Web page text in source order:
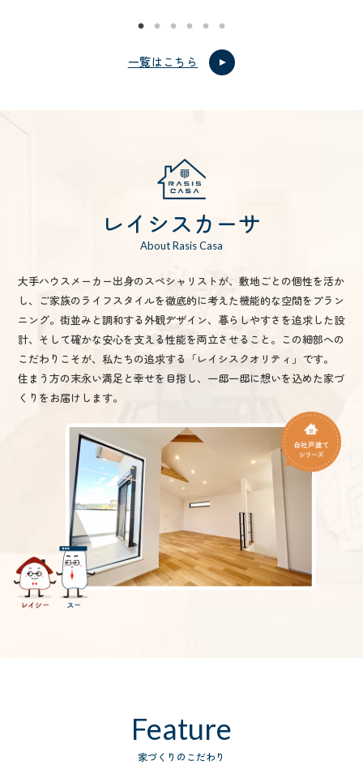
一覧はこちら
レイシスカーサ
About Rasis Casa
大手ハウスメーカー出身のスペシャリストが、敷地ごとの個性を活か
し、ご家族のライフスタイルを徹底的に考えた機能的な空間をプラン
ニング。街並みと調和する外観デザイン、暮らしやすさを追求した設
計、そして確かな安心を支える性能を両立させること。この細部への
こだわりこそが、私たちの追求する「レイシスクオリティ」です。
住まう方の末永い満足と幸せを目指し、一邸一邸に想いを込めた家づ
くりをお届けします。
Feature
家づくりのこだわり